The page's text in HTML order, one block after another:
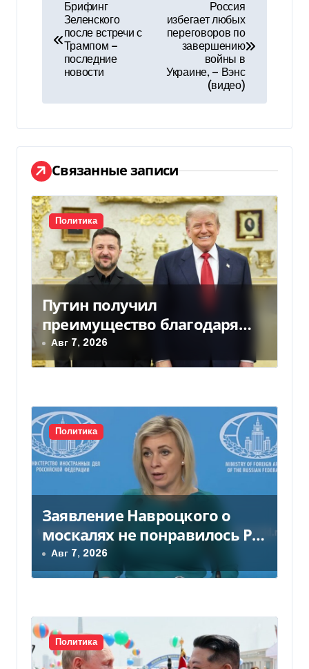
а
ц
и
я
п
о
з
а
п
и
с
я
Брифинг
Зеленского
после встречи с
Трампом —
последние
новости
Россия
избегает любых
переговоров по
завершению
войны в
Украине, — Вэнс
(видео)
Связанные записи
Политика
Путин получил
преимущество благодаря
действиям США
Авг 7, 2026
Политика
Заявление Навроцкого о
москалях не понравилось РФ
— видео
Авг 7, 2026
Политика